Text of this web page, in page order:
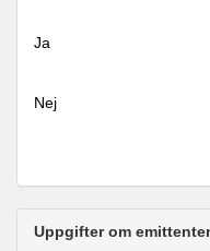
Ja
Nej
Uppgifter om